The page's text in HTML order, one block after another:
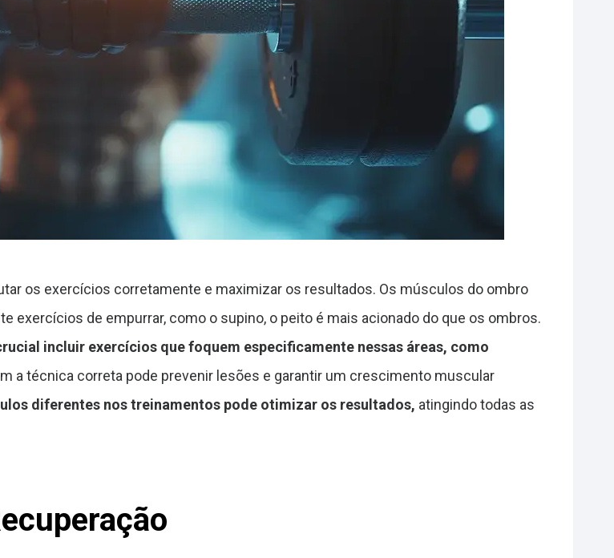
os exercícios corretamente e maximizar os resultados. Os músculos do ombro
exercícios de empurrar, como o supino, o peito é mais acionado do que os ombros.
incluir exercícios que foquem especificamente nessas áreas, como
a técnica correta pode prevenir lesões e garantir um crescimento muscular
diferentes nos treinamentos pode otimizar os resultados, atingindo todas as